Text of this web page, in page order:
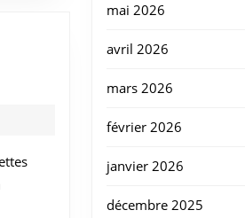
mai 2026
avril 2026
mars 2026
février 2026
janvier 2026
décembre 2025